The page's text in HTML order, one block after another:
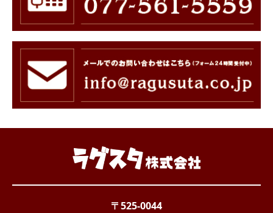
〒525-0044